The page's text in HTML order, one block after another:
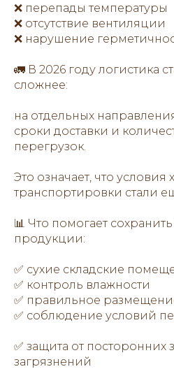
❌ перепады температуры
❌ отсутствие вентиляции
❌ нарушение
🚛 В 2026 году логистика
сложнее:
на отдельных
сроки доставки и
перегрузок.
Это означает, что
транспортировки стали
📊 Что помогает сохранить
продукции:
✅ сухие складские
✅ контроль влажности
✅ правильное
✅ соблюдение условий
✅ защита от посторонних
загрязнений